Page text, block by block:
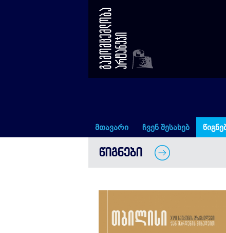
თბილისი – XVII საუკუნის
მთავარი ჩვენ შესახებ
ᲬᲘᲒᲜᲔᲑᲘ